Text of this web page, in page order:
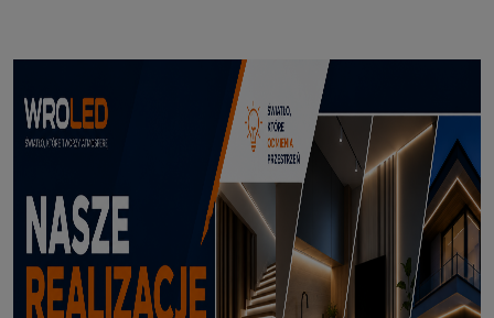
Profil led Profil LED P6-2 ½ biały 3m